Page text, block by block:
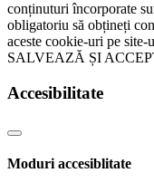
conținuturi încorporate
obligatoriu să obțineți
aceste cookie-uri pe site-
SALVEAZĂ ȘI
Accesibilitate
Moduri accesiblitate